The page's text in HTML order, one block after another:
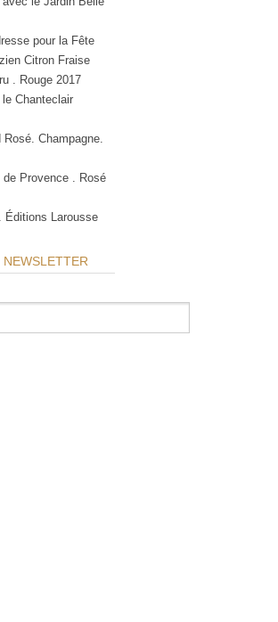
pour la Fête
Citron Fraise
. Rouge 2017
Chanteclair
Champagne.
Provence . Rosé
Éditions Larousse